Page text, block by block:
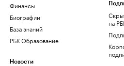
Финансы
Биографии
База знаний
РБК Образование
Новости
на